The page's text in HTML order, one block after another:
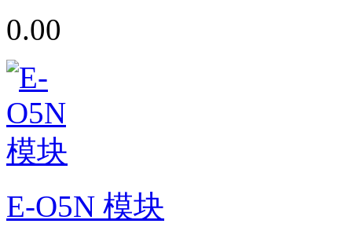
0.00
E-O5N 模块